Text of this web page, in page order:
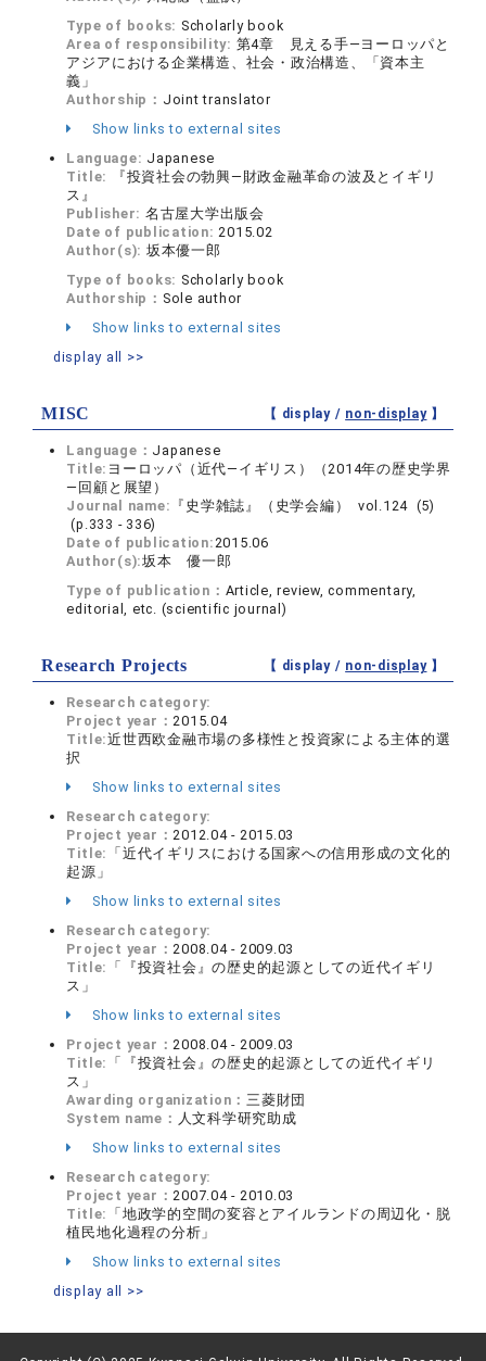
Type of books: Scholarly book
Area of responsibility: 第4章 見える手―ヨーロッパと
アジアにおける企業構造、社会・政治構造、「資本主
義」
Authorship： Joint translator
Show links to external sites
Language: Japanese
Title:
『投資社会の勃興―財政金融革命の波及とイギリ
ス』
Publisher: 名古屋大学出版会
Date of publication:2015.02
Author(s): 坂本優一郎
Type of books: Scholarly book
Authorship： Sole author
Show links to external sites
display all >>
MISC 【 display / non-display】
Language： Japanese
Title: ヨーロッパ（近代―イギリス）（2014年の歴史学界
―回顧と展望）
Journal name: 『史学雑誌』（史学会編） vol.124 (5)
(p.333 - 336)
Date of publication:2015.06
Author(s):坂本 優一郎
Type of publication： Article, review, commentary,
editorial, etc. (scientific journal)
Research Projects 【 display / non-display】
Research category:
Project year：2015.04
Title:近世西欧金融市場の多様性と投資家による主体的選
択
Show links to external sites
Research category:
Project year：2012.04 - 2015.03
Title: 「近代イギリスにおける国家への信用形成の文化的
起源」
Show links to external sites
Research category:
Project year：2008.04 - 2009.03
Title: 「『投資社会』の歴史的起源としての近代イギリ
ス」
Show links to external sites
Project year：2008.04 - 2009.03
Title: 「『投資社会』の歴史的起源としての近代イギリ
ス」
Awarding organization：三菱財団
System name： 人文科学研究助成
Show links to external sites
Research category:
Project year：2007.04 - 2010.03
Title: 「地政学的空間の変容とアイルランドの周辺化・脱
植民地化過程の分析」
Show links to external sites
display all >>